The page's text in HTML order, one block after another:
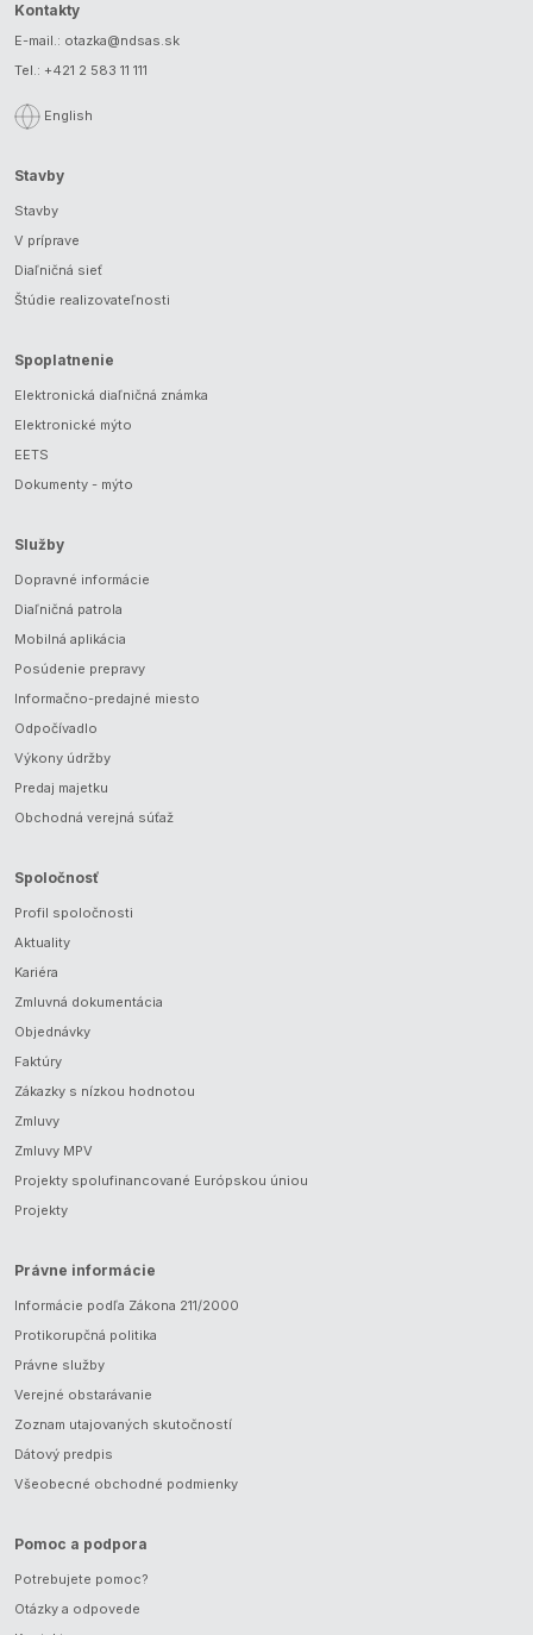
Kontakty
E-mail.: otazka@ndsas.sk
Tel.: +421 2 583 11 111
English
Stavby
Stavby
V príprave
Diaľničná sieť
Štúdie realizovateľnosti
Spoplatnenie
Elektronická diaľničná známka
Elektronické mýto
EETS
Dokumenty - mýto
Služby
Dopravné informácie
Diaľničná patrola
Mobilná aplikácia
Posúdenie prepravy
Informačno-predajné miesto
Odpočívadlo
Výkony údržby
Predaj majetku
Obchodná verejná súťaž
Spoločnosť
Profil spoločnosti
Aktuality
Kariéra
Zmluvná dokumentácia
Objednávky
Faktúry
Zákazky s nízkou hodnotou
Zmluvy
Zmluvy MPV
Projekty spolufinancované Európskou úniou
Projekty
Právne informácie
Informácie podľa Zákona 211/2000
Protikorupčná politika
Právne služby
Verejné obstarávanie
Zoznam utajovaných skutočností
Dátový predpis
Všeobecné obchodné podmienky
Pomoc a podpora
Potrebujete pomoc?
Otázky a odpovede